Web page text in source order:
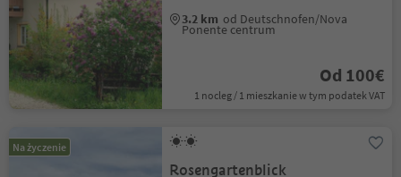
3.2 km od Deutschnofen/Nova
Ponente centrum
Od 100€
1 nocleg / 1 mieszkanie w tym podatek VAT
Na życzenie
Rosengartenblick